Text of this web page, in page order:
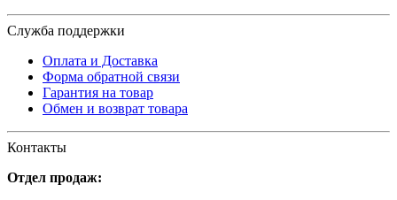
Служба поддержки
Оплата и Доставка
Форма обратной связи
Гарантия на товар
Обмен и возврат товара
Контакты
Отдел продаж: